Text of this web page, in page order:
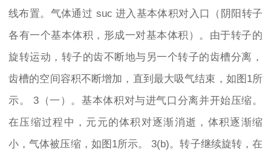
线布置。气体通过 suc 进入基本体积对入口（阴阳转子
各有一个基本体积，形成一对基本体积）。由于转子的
旋转运动，转子的齿不断地与另一个转子的齿槽分离，
齿槽的空间容积不断增加，直到最大吸气结束，如图1所
示。 3（一）。基本体积对与进气口分离并开始压缩。
在压缩过程中，元元的体积对逐渐消逝，体积逐渐缩
小，气体被压缩，如图1所示。 3(b)。转子继续旋转，在